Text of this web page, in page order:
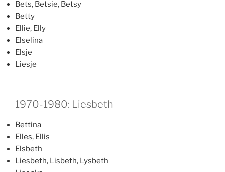
Bets, Betsie, Betsy
Betty
Ellie, Elly
Elselina
Elsje
Liesje
1970-1980: Liesbeth
Bettina
Elles, Ellis
Elsbeth
Liesbeth, Lisbeth, Lysbeth